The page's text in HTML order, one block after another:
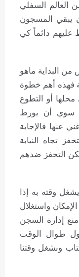
العالم السفلي
يبقي المسجون
دائماً كي
البداية ماهو
فهذه أهم خطوة
أو التطوع
سوي أن يورط
فالإجابة
تجاه النيابة
التحفز ضدهم
وقته به إذا
واستغلال
إدارة السجن
طوال الوقت
ونشغل وقتنا